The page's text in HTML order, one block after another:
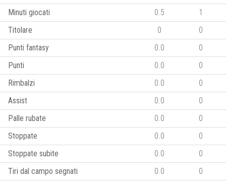
Minuti giocati
0.5
1
Titolare
0
0
Punti fantasy
0.0
0
Punti
0.0
0
Rimbalzi
0.0
0
Assist
0.0
0
Palle rubate
0.0
0
Stoppate
0.0
0
Stoppate subite
0.0
0
Tiri dal campo segnati
0.0
0